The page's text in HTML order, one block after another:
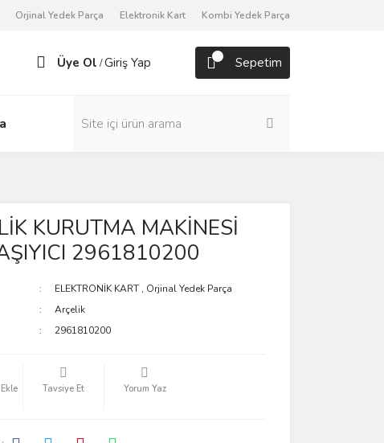
Orjinal Yedek Parça Elektronik Kart Kombi Yedek Parça
Üye Ol /Giriş Yap Sepetim
KURUTMA MAKİNESİ
2961810200
ELEKTRONİK KART , Orjinal Yedek Parça
Arçelik
2961810200
Tavsiye Et Yorum Yaz